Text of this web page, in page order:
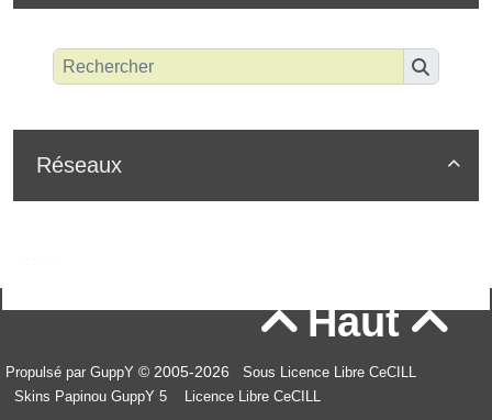

Réseaux
Haut
Propulsé par GuppY © 2005-2026
Sous Licence Libre CeCILL
Skins Papinou GuppY 5
Licence Libre CeCILL